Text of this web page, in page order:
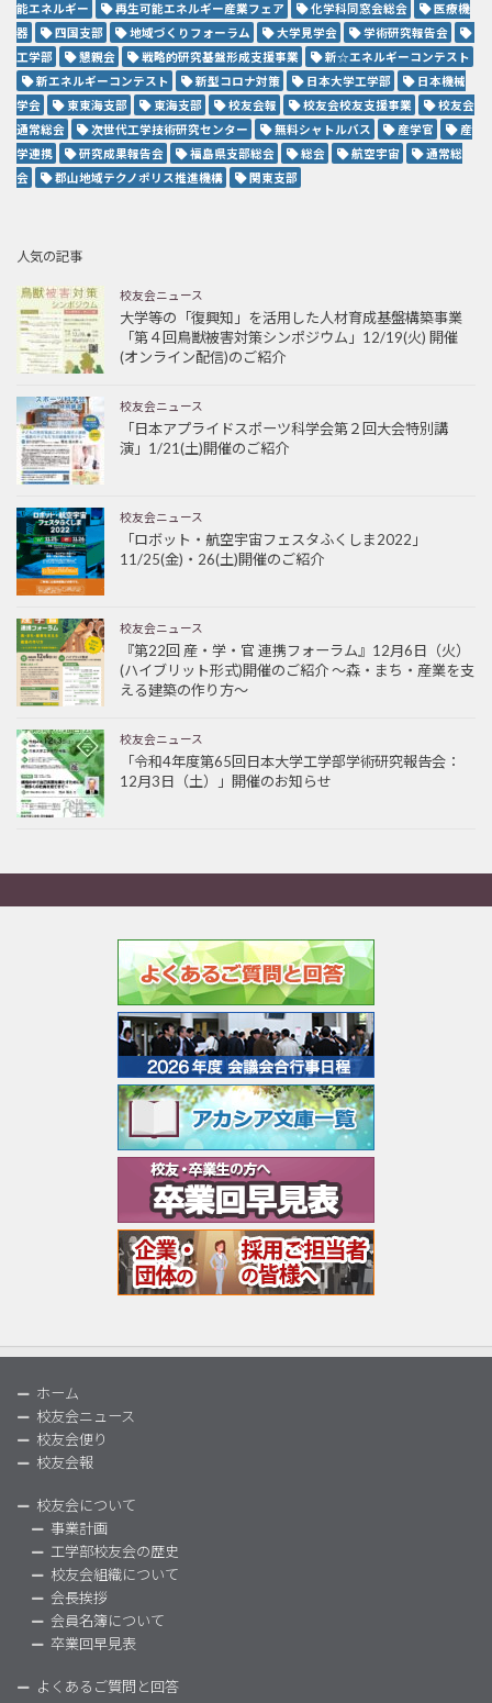
能エネルギー
再生可能エネルギー産業フェア 化学科同窓会総会
医療機
器
四国支部 地域づくりフォーラム 大学見学会
学術研究報告会
工学部
懇親会 戦略的研究基盤形成支援事業
新☆エネルギーコンテスト
新エネルギーコンテスト
新型コロナ対策 日本大学工学部
日本機械
学会
東東海支部 東海支部 校友会報 校友会校友支援事業
校友会
通常総会
次世代工学技術研究センター 無料シャトルバス 産学官
産
学連携
研究成果報告会 福島県支部総会 総会 航空宇宙
通常総
会
郡山地域テクノポリス推進機構 関東支部
人気の記事
校友会ニュース
大学等の「復興知」を活用した人材育成基盤構築事業
「第４回鳥獣被害対策シンポジウム」12/19(火) 開催
(オンライン配信)のご紹介
校友会ニュース
「日本アプライドスポーツ科学会第２回大会特別講
演」1/21(土)開催のご紹介
校友会ニュース
「ロボット・航空宇宙フェスタふくしま2022」
11/25(金)・26(土)開催のご紹介
校友会ニュース
『第22回 産・学・官 連携フォーラム』12月6日（火）
(ハイブリット形式)開催のご紹介 ～森・まち・産業を支
える建築の作り方～
校友会ニュース
「令和4年度第65回日本大学工学部学術研究報告会：
12月3日（土）」開催のお知らせ
ホーム
校友会ニュース
校友会便り
校友会報
校友会について
事業計画
工学部校友会の歴史
校友会組織について
会長挨拶
会員名簿について
卒業回早見表
よくあるご質問と回答